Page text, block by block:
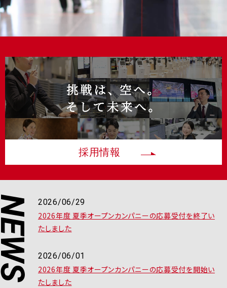
採⽤情報
2026/06/29
2026年度 夏季オープンカンパニーの応募受付を終了い
たしました
2026/06/01
2026年度 夏季オープンカンパニーの応募受付を開始い
たしました